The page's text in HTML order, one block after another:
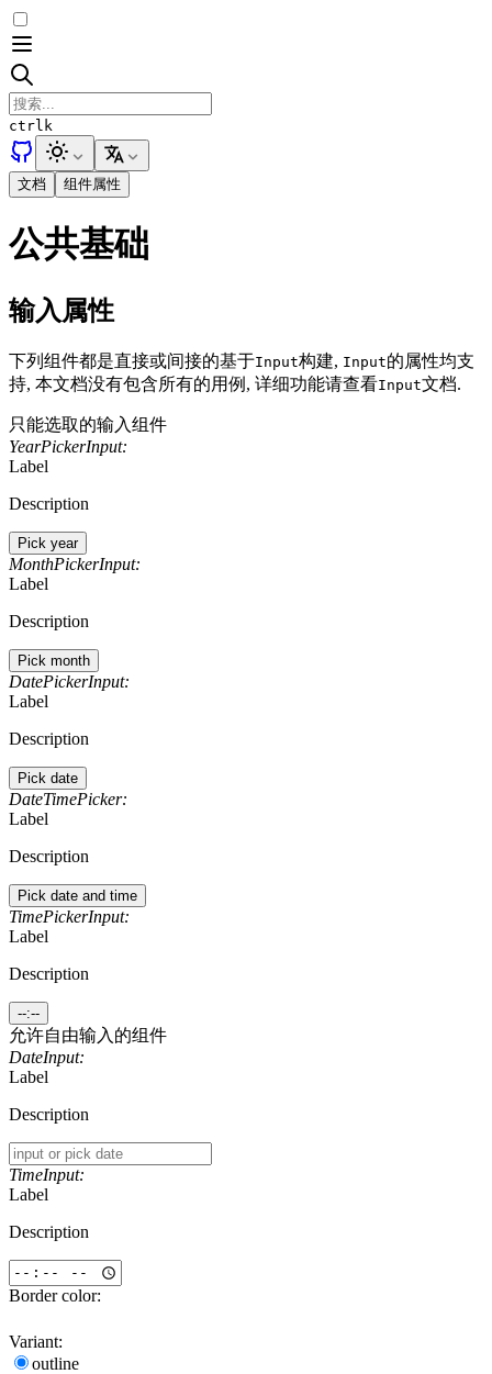
ctrl k
文档 组件属性
公共基础
输入属性
下列组件都是直接或间接的基于Input构建, Input的属性均支
持, 本文档没有包含所有的用例, 详细功能请查看Input文档.
只能选取的输入组件
YearPickerInput:
Label
Description
Pick year
MonthPickerInput:
Label
Description
Pick month
DatePickerInput:
Label
Description
Pick date
DateTimePicker:
Label
Description
Pick date and time
TimePickerInput:
Label
Description
--:--
允许自由输入的组件
DateInput:
Label
Description
TimeInput:
Label
Description
Border color:
Variant:
outline